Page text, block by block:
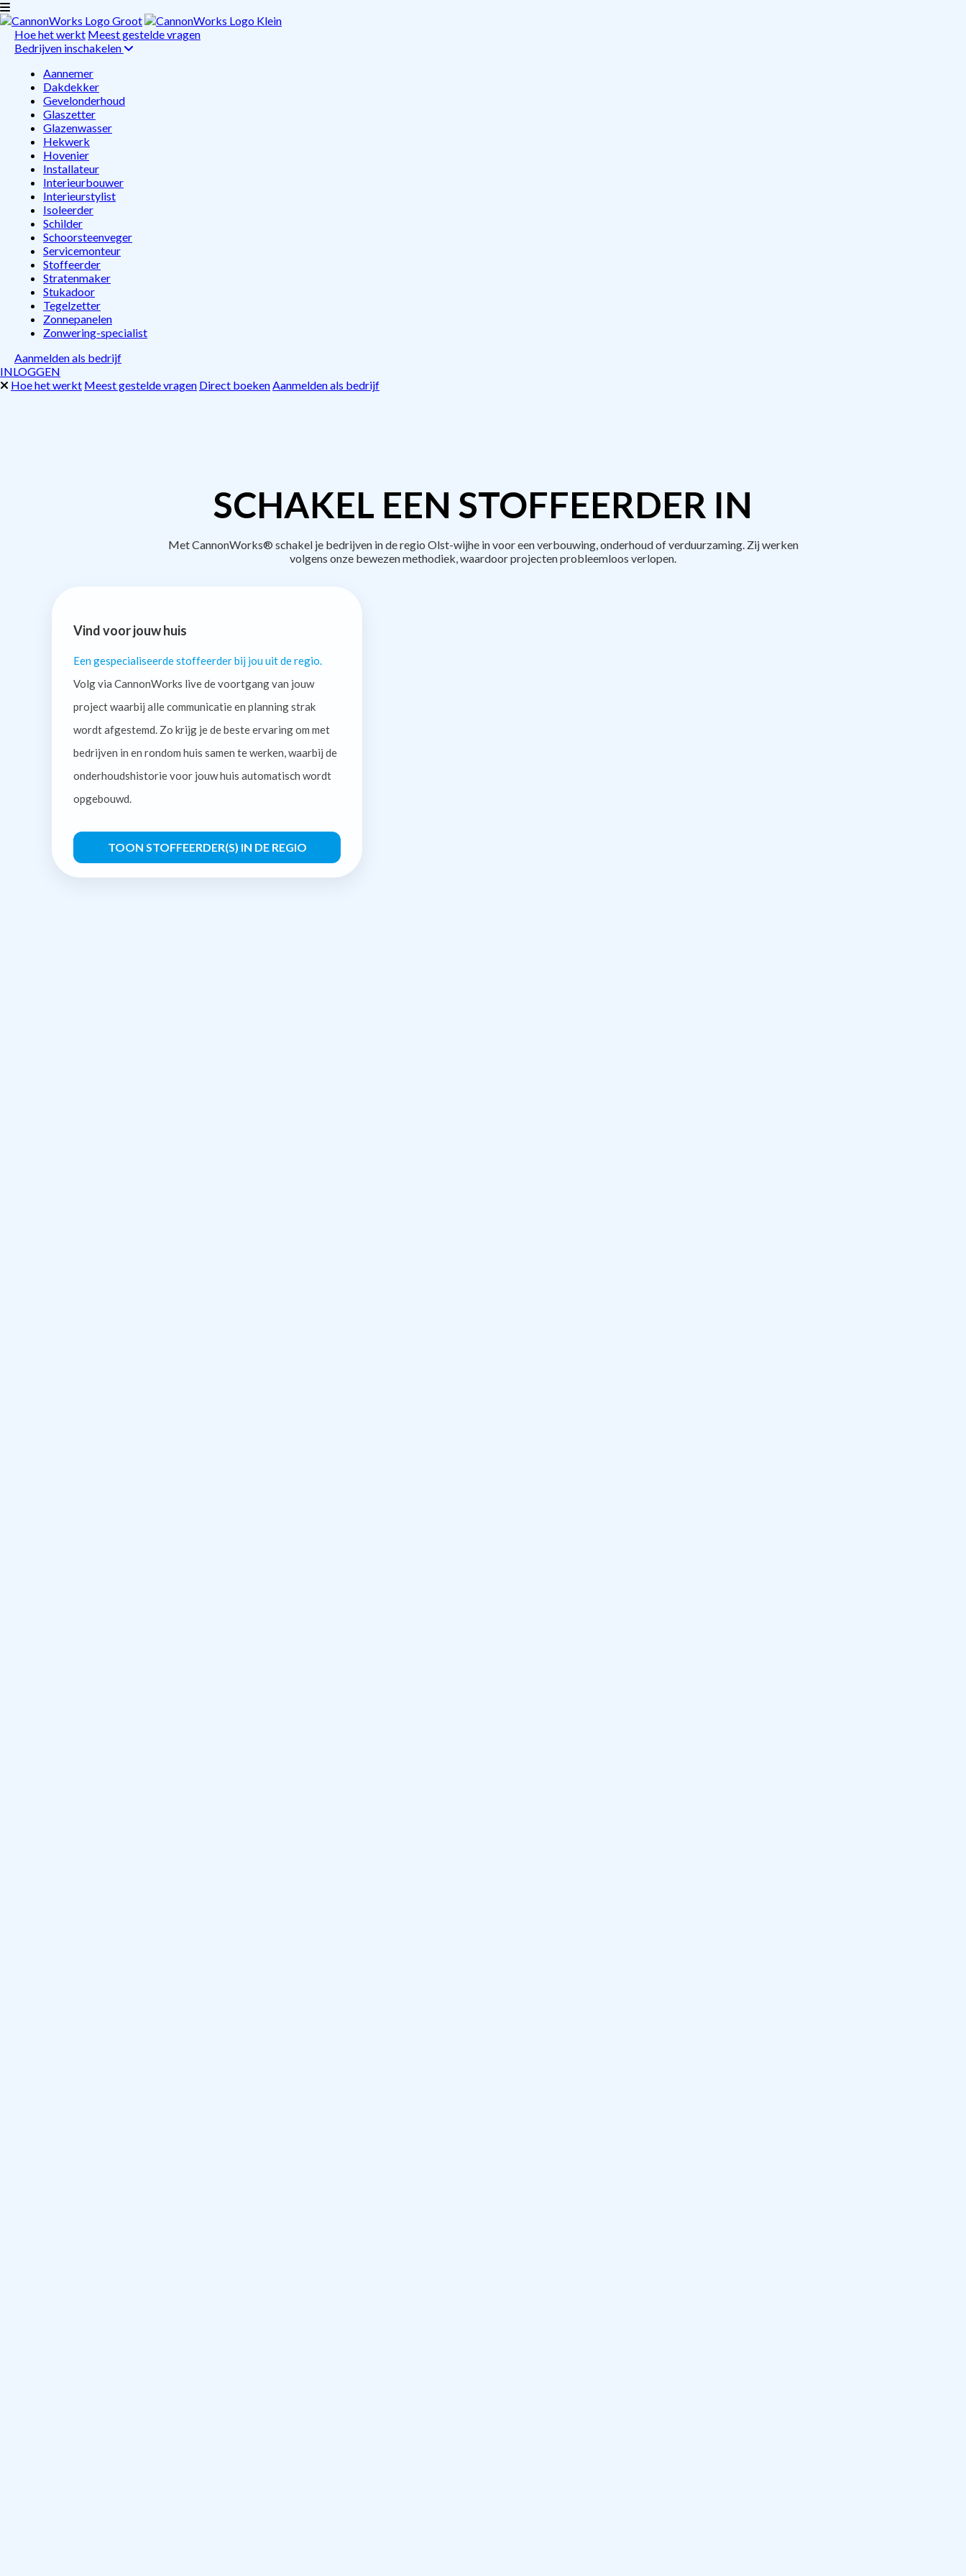
Hoe het werkt Meest gestelde vragen
Bedrijven inschakelen
Aannemer
Dakdekker
Gevelonderhoud
Glaszetter
Glazenwasser
Hekwerk
Hovenier
Installateur
Interieurbouwer
Interieurstylist
Isoleerder
Schilder
Schoorsteenveger
Servicemonteur
Stoffeerder
Stratenmaker
Stukadoor
Tegelzetter
Zonnepanelen
Zonwering-specialist
Aanmelden als bedrijf
INLOGGEN
Hoe het werkt Meest gestelde vragen Direct boekenAanmelden als bedrijf
SCHAKEL EEN STOFFEERDER IN
Met CannonWorks® schakel je bedrijven in de regio Olst-wijhe in voor een verbouwing, onderhoud of verduurzaming. Zij werken
volgens onze bewezen methodiek, waardoor projecten probleemloos verlopen.
Vind voor jouw huis
Een gespecialiseerde stoffeerder bij jou uit de regio.
Volg via CannonWorks live de voortgang van jouw
project waarbij alle communicatie en planning strak
wordt afgestemd. Zo krijg je de beste ervaring om met
bedrijven in en rondom huis samen te werken, waarbij de
onderhoudshistorie voor jouw huis automatisch wordt
opgebouwd.
TOON STOFFEERDER(S) IN DE REGIO